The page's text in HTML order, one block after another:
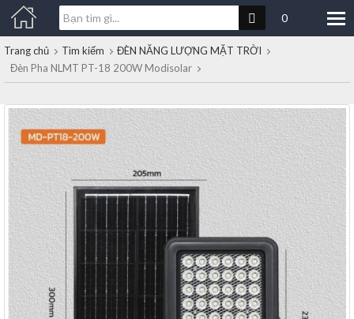
0
Trang chủ Tìm kiếm
ĐÈN NĂNG LƯỢNG MẶT TRỜI
Đèn Pha NLMT PT-18 200W Modisolar